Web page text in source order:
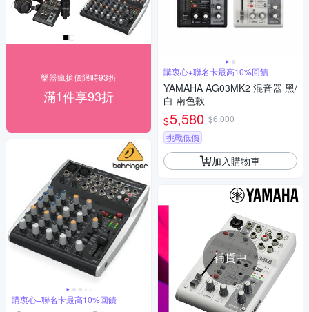
樂器瘋搶價限時93折
滿1件享93折
購衷心+聯名卡最高10%回饋
購衷心+聯名卡最高10%回饋
YAMAHA AG03MK2 混音器 黑/
白 兩色款
$5,580 $6,000
挑戰低價
加入購物車
補貨中